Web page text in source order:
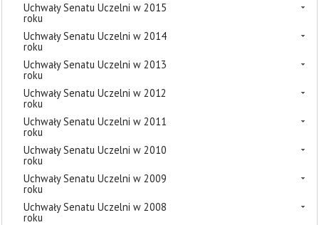
Uchwały Senatu Uczelni w 2015
roku
Uchwały Senatu Uczelni w 2014
roku
Uchwały Senatu Uczelni w 2013
roku
Uchwały Senatu Uczelni w 2012
roku
Uchwały Senatu Uczelni w 2011
roku
Uchwały Senatu Uczelni w 2010
roku
Uchwały Senatu Uczelni w 2009
roku
Uchwały Senatu Uczelni w 2008
roku